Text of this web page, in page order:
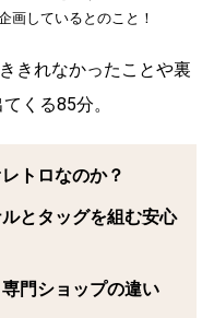
画しているとのこと！
きれなかったことや裏
くる85分。
トロなのか？
とタッグを組む安心
門ショップの違い